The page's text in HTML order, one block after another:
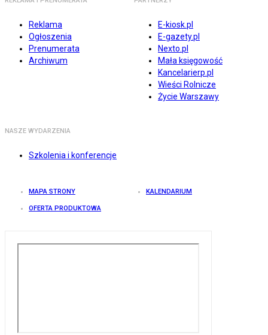
Reklama
Ogłoszenia
Prenumerata
Archiwum
E-kiosk.pl
E-gazety.pl
Nexto.pl
Mała księgowość
Kancelarierp.pl
Wieści Rolnicze
Życie Warszawy
NASZE WYDARZENIA
Szkolenia i konferencje
MAPA STRONY KALENDARIUM
OFERTA PRODUKTOWA